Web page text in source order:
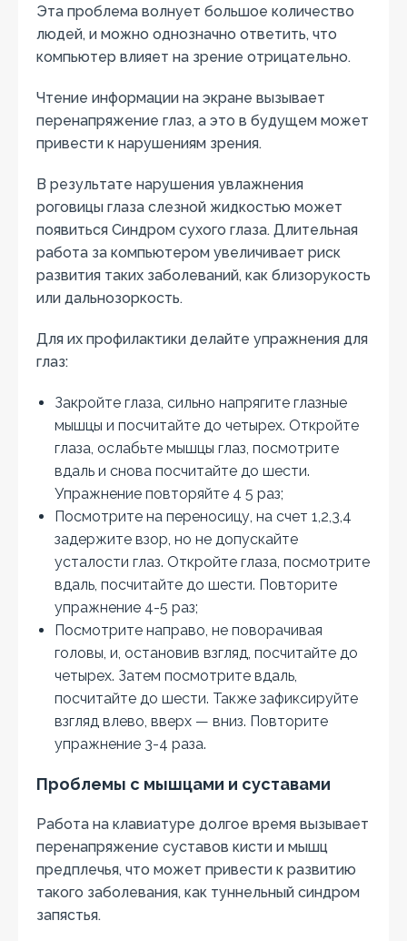
Эта проблема волнует большое количество
людей, и можно однозначно ответить, что
компьютер влияет на зрение отрицательно.
Чтение информации на экране вызывает
перенапряжение глаз, а это в будущем может
привести к нарушениям зрения.
В результате нарушения увлажнения
роговицы глаза слезной жидкостью может
появиться Синдром сухого глаза. Длительная
работа за компьютером увеличивает риск
развития таких заболеваний, как близорукость
или дальнозоркость.
Для их профилактики делайте упражнения для
глаз:
Закройте глаза, сильно напрягите глазные
мышцы и посчитайте до четырех. Откройте
глаза, ослабьте мышцы глаз, посмотрите
вдаль и снова посчитайте до шести.
Упражнение повторяйте 4 5 раз;
Посмотрите на переносицу, на счет 1,2,3,4
задержите взор, но не допускайте
усталости глаз. Откройте глаза, посмотрите
вдаль, посчитайте до шести. Повторите
упражнение 4-5 раз;
Посмотрите направо, не поворачивая
головы, и, остановив взгляд, посчитайте до
четырех. Затем посмотрите вдаль,
посчитайте до шести. Также зафиксируйте
взгляд влево, вверх — вниз. Повторите
упражнение 3-4 раза.
Проблемы с мышцами и суставами
Работа на клавиатуре долгое время вызывает
перенапряжение суставов кисти и мышц
предплечья, что может привести к развитию
такого заболевания, как туннельный синдром
запястья.